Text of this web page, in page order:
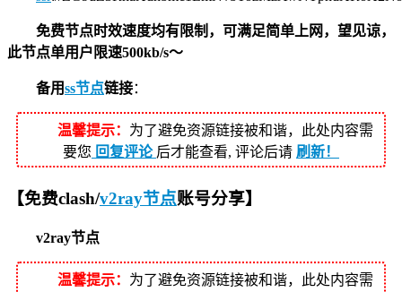
免费节点时效速度均有限制，可满足简单上网，望见谅，
此节点单用户限速500kb/s～
备用ss节点链接：
温馨提示： 为了避免资源链接被和谐，此处内容需
要您 回复评论 后才能查看, 评论后请 刷新！
【免费clash/v2ray节点账号分享】
v2ray节点
温馨提示： 为了避免资源链接被和谐，此处内容需